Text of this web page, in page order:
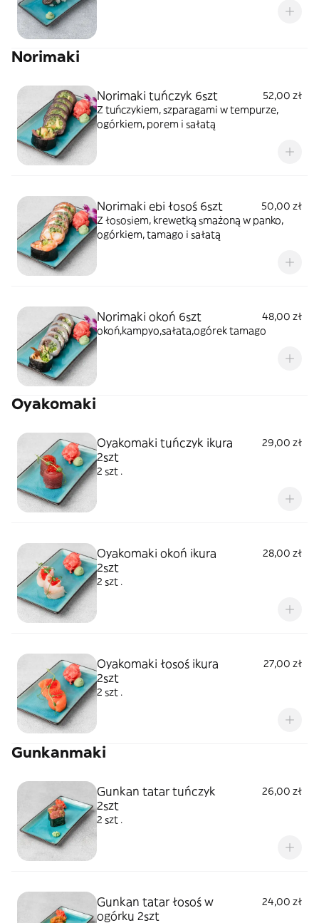
Norimaki
Norimaki tuńczyk 6szt
52,00 zł
Z tuńczykiem, szparagami w tempurze,
ogórkiem, porem i sałatą
Norimaki ebi łosoś 6szt
50,00 zł
Z łososiem, krewetką smażoną w panko,
ogórkiem, tamago i sałatą
Norimaki okoń 6szt
48,00 zł
okoń,kampyo,sałata,ogórek tamago
Oyakomaki
Oyakomaki tuńczyk ikura
2szt
29,00 zł
2 szt .
Oyakomaki okoń ikura
2szt
28,00 zł
2 szt .
Oyakomaki łosoś ikura
2szt
27,00 zł
2 szt .
Gunkanmaki
Gunkan tatar tuńczyk
2szt
26,00 zł
2 szt .
Gunkan tatar łosoś w
ogórku 2szt
24,00 zł